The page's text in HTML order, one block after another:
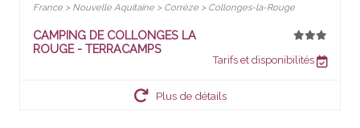
France > Nouvelle Aquitaine > Corrèze > Collonges-la-Rouge
CAMPING DE COLLONGES LA
ROUGE - TERRACAMPS
Tarifs et disponibilités
Plus de détails